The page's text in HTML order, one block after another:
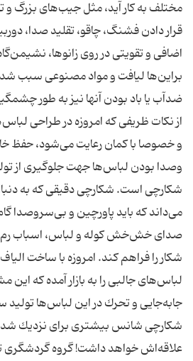
مختلف به كار آید، مثل جیب‌های بزرگ و
قرار دادن فشنگ، چاقو، تقلید صدا،
اضافی و تقویتی در روی زانوها،
براین‌ها لیافت و مواد مصنوعی سبب
ضدآب یا باد بودن آنها نیز به طور
از نكات ظریفی كه امروزه در طراحی
و خصوصا با كمان رعایت می‌شود، حفظ
وصدا بودن لباس‌ها جهت جلوگیری از
شكارچی است. شكارچی دقیقی كه به
می‌داند كه باید پاورچین و بی‌سروصدا
صدای خش‌خش كوله و لباس، اسباب
شكار را فراهم كند. امروزه با ساخت
لباس‌های جالبی را به بازار آمده كه
جابه‌‌جایی و تحرك در این لباس‌ها
شكارچی شانس بیشتری برای نزدیك
علاقه‌اش خواهد داشت! گروه گردشگری